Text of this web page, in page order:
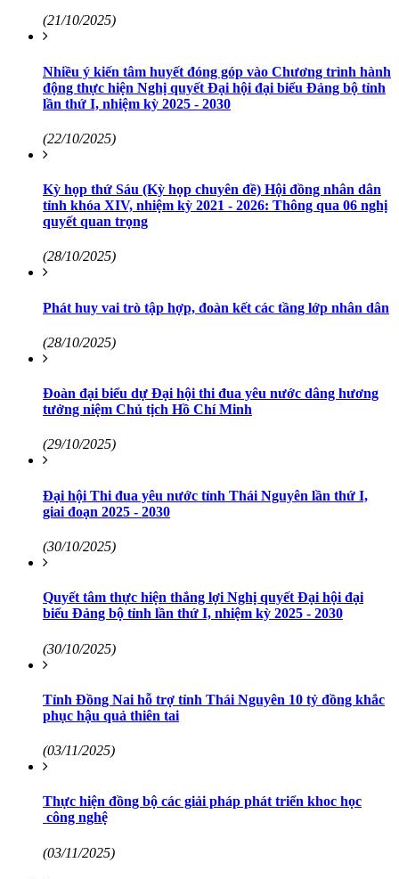
(21/10/2025)
Nhiều ý kiến tâm huyết đóng góp vào Chương trình hành
động thực hiện Nghị quyết Đại hội đại biểu Đảng bộ tỉnh
lần thứ I, nhiệm kỳ 2025 - 2030
(22/10/2025)
Kỳ họp thứ Sáu (Kỳ họp chuyên đề) Hội đồng nhân dân
tỉnh khóa XIV, nhiệm kỳ 2021 - 2026: Thông qua 06 nghị
quyết quan trọng
(28/10/2025)
Phát huy vai trò tập hợp, đoàn kết các tầng lớp nhân dân
(28/10/2025)
Đoàn đại biểu dự Đại hội thi đua yêu nước dâng hương
tưởng niệm Chủ tịch Hồ Chí Minh
(29/10/2025)
Đại hội Thi đua yêu nước tỉnh Thái Nguyên lần thứ I,
giai đoạn 2025 - 2030
(30/10/2025)
Quyết tâm thực hiện thắng lợi Nghị quyết Đại hội đại
biểu Đảng bộ tỉnh lần thứ I, nhiệm kỳ 2025 - 2030
(30/10/2025)
Tỉnh Đồng Nai hỗ trợ tỉnh Thái Nguyên 10 tỷ đồng khắc
phục hậu quả thiên tai
(03/11/2025)
Thực hiện đồng bộ các giải pháp phát triển khoc học
công nghệ
(03/11/2025)